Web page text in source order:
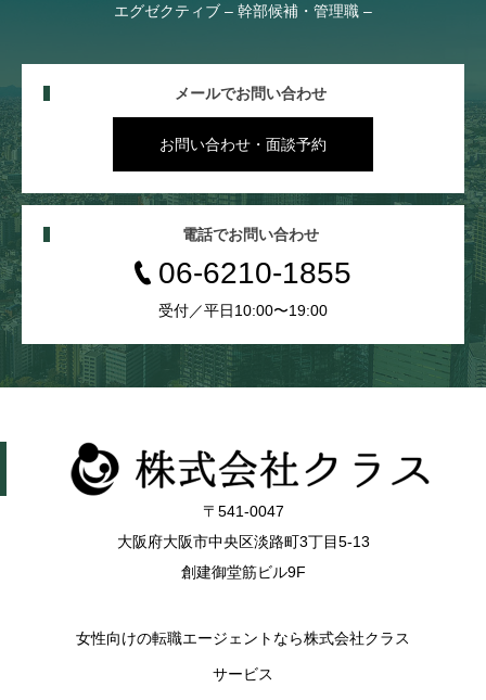
エグゼクティブ – 幹部候補・管理職 –
メールでお問い合わせ
お問い合わせ・面談予約
電話でお問い合わせ
06-6210-1855
受付／平日10:00〜19:00
〒541-0047
大阪府大阪市中央区淡路町3丁目5-13
創建御堂筋ビル9F
女性向けの転職エージェントなら株式会社クラス
サービス